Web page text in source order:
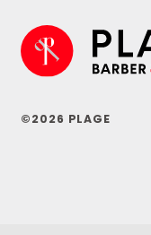
©2026 PLAGE